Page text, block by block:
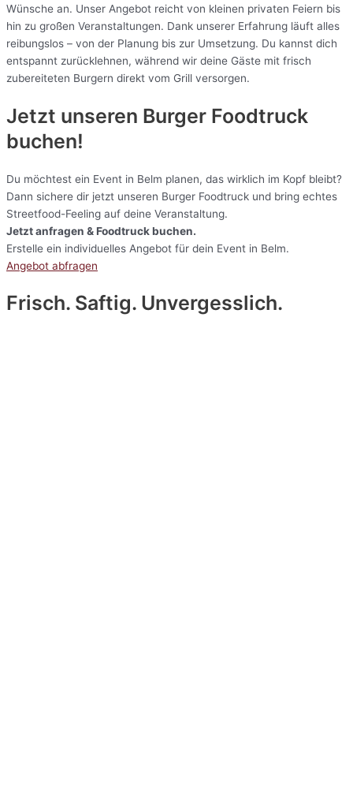
Wünsche an. Unser Angebot reicht von kleinen privaten Feiern bis
hin zu großen Veranstaltungen. Dank unserer Erfahrung läuft alles
reibungslos – von der Planung bis zur Umsetzung. Du kannst dich
entspannt zurücklehnen, während wir deine Gäste mit frisch
zubereiteten Burgern direkt vom Grill versorgen.
Jetzt unseren Burger Foodtruck
buchen!
Du möchtest ein Event in Belm planen, das wirklich im Kopf bleibt?
Dann sichere dir jetzt unseren Burger Foodtruck und bring echtes
Streetfood-Feeling auf deine Veranstaltung.
Jetzt anfragen & Foodtruck buchen.
Erstelle ein individuelles Angebot für dein Event in Belm.
Angebot abfragen
Frisch. Saftig. Unvergesslich.